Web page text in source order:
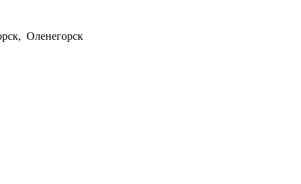
Оленегорск